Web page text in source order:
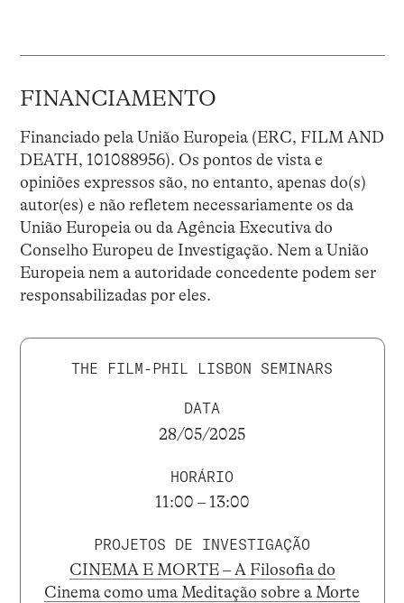
FINANCIAMENTO
Financiado pela União Europeia (ERC, FILM AND
DEATH, 101088956). Os pontos de vista e
opiniões expressos são, no entanto, apenas do(s)
autor(es) e não refletem necessariamente os da
União Europeia ou da Agência Executiva do
Conselho Europeu de Investigação. Nem a União
Europeia nem a autoridade concedente podem ser
responsabilizadas por eles.
THE FILM-PHIL LISBON SEMINARS
DATA
28/05/2025
HORÁRIO
11:00 – 13:00
PROJETOS DE INVESTIGAÇÃO
CINEMA E MORTE – A Filosofia do
Cinema como uma Meditação sobre a Morte